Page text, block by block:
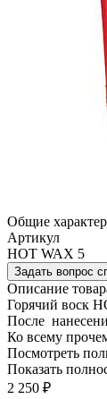
Общие
Артикул
HOT WAX 5
Задать вопрос
Описание
Горячий воск
После
Ко всему
Посмотреть
Показать
2 250 ₽